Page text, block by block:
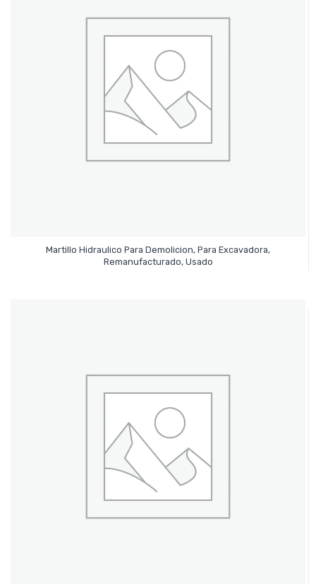
Martillo Hidraulico Para Demolicion, Para Excavadora,
Remanufacturado, Usado
Leer Más